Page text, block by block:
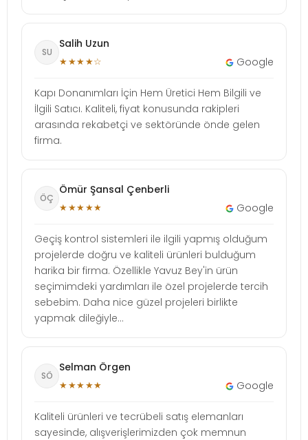
SU
Salih Uzun
★★★★☆ Google
Kapı Donanımları İçin Hem Üretici Hem Bilgili ve
İlgili Satıcı. Kaliteli, fiyat konusunda rakipleri
arasında rekabetçi ve sektöründe önde gelen
firma.
ÖÇ
Ömür Şansal Çenberli
★★★★★ Google
Geçiş kontrol sistemleri ile ilgili yapmış olduğum
projelerde doğru ve kaliteli ürünleri bulduğum
harika bir firma. Özellikle Yavuz Bey'in ürün
seçimimdeki yardımları ile özel projelerde tercih
sebebim. Daha nice güzel projeleri birlikte
yapmak dileğiyle...
SÖ
Selman Örgen
★★★★★ Google
Kaliteli ürünleri ve tecrübeli satış elemanları
sayesinde, alışverişlerimizden çok memnun